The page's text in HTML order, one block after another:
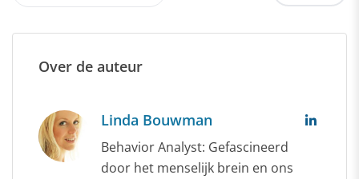
Over de auteur
Linda Bouwman
Behavior Analyst: Gefascineerd
door het menselijk brein en ons